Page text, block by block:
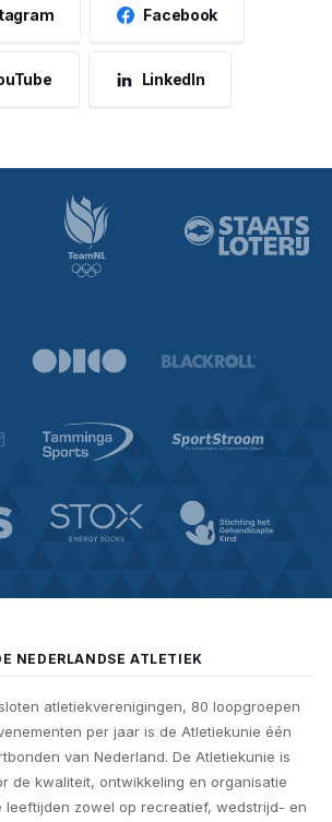
Facebook
LinkedIn
NEDERLANDSE ATLETIEK
atletiekverenigingen, 80 loopgroepen
per jaar is de Atletiekunie één
van Nederland. De Atletiekunie is
de kwaliteit, ontwikkeling en organisatie
leeftijden zowel op recreatief, wedstrijd- en